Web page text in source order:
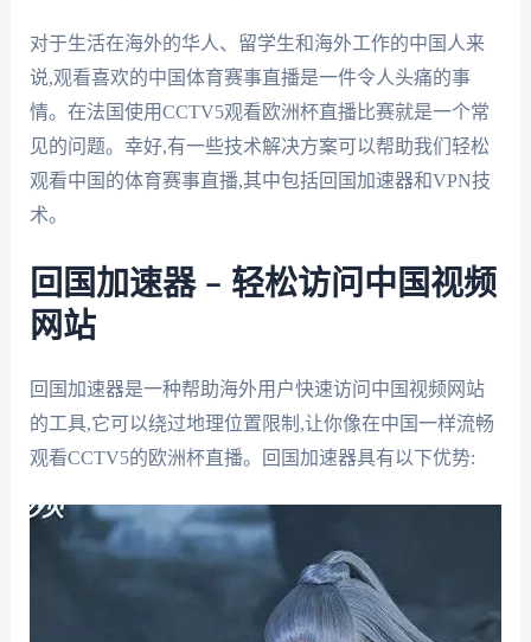
对于生活在海外的华人、留学生和海外工作的中国人来
说,观看喜欢的中国体育赛事直播是一件令人头痛的事
情。在法国使用CCTV5观看欧洲杯直播比赛就是一个常
见的问题。幸好,有一些技术解决方案可以帮助我们轻松
观看中国的体育赛事直播,其中包括回国加速器和VPN技
术。
回国加速器 – 轻松访问中国视频
网站
回国加速器是一种帮助海外用户快速访问中国视频网站
的工具,它可以绕过地理位置限制,让你像在中国一样流畅
观看CCTV5的欧洲杯直播。回国加速器具有以下优势: